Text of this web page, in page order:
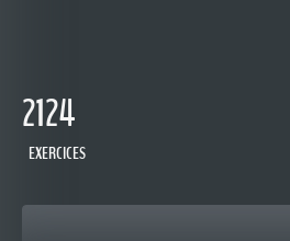
2124
EXERCICES